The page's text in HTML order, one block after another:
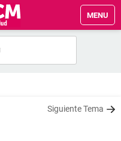
MENU
Siguiente Tema